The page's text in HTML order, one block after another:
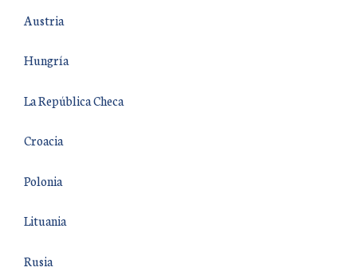
Austria
Hungría
La República Checa
Croacia
Polonia
Lituania
Rusia